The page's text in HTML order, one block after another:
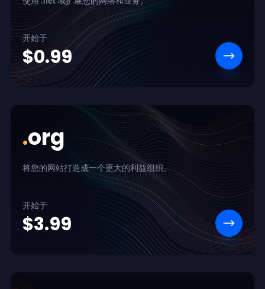
开始于
$0.99
.org
将您的网站打造成一个更大的利益组织。
开始于
$3.99